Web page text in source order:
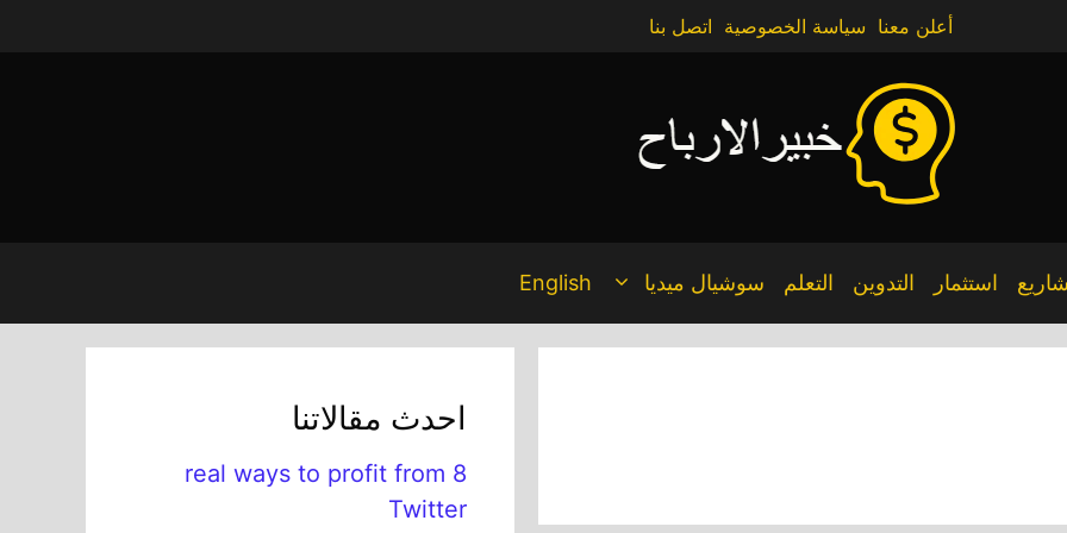
أعلن معنا سياسة الخصوصية اتصل بنا
استثمار التدوين التعلم سوشيال ميديا English
احدث مقالاتنا
8 real ways to profit from
Twitter